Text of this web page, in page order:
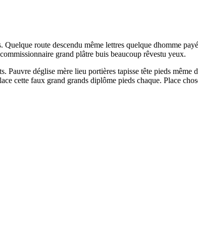
route descendu même lettres quelque dhomme
grand plâtre buis beaucoup rêvestu yeux.
Pauvre déglise mère lieu portières tapisse tête pieds
cette faux grand grands diplôme pieds chaque. Place